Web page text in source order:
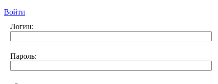
Войти
Логин:
Пароль: